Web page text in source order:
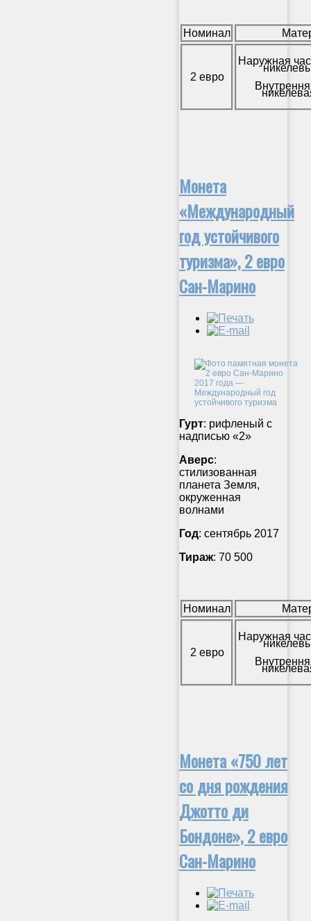
Номинал
2 евро
Наружная
Монета
«Международный
год устойчивого
туризма», 2 евро
Сан-Марино
Гурт: рифленый с
надписью «2»
Аверс:
стилизованная
планета Земля,
окруженная
волнами
Год: сентябрь 2017
Тираж: 70 500
Номинал
2 евро
Наружная
Монета «750 лет
со дня рождения
Джотто ди
Бондоне», 2 евро
Сан-Марино